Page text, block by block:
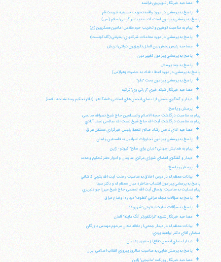
+ مصاحبه خبرنگار تلويزيون فرانسه
+
پاسخ به پرسشي در مورد واقعه تخريب حسينيه شريعت قم
پاسخ به پرسشي پيرامون اسائه ادب به پيامبر گرامي اسلام (ص)
+ پيام به مناسبت توهين و تخريب حرم مقدس امامين عسكريين (ع)
+ پاسخ به پرسشي در مورد معاملات شركتهاي اينترنتي (گلدكوئست)
+ مصاحبه رئيس بخش بين الملل تلويزيون دولتي اتريش
+ پاسخ به پرسشي پيرامون تغيير دين
+
پاسخ به چند پرسش
پاسخ به پرسشي در مورد اعطاء فدك به حضرت زهرا(س)
+ پاسخ به پرسشي پيرامون بحث "غلو"
+ مصاحبه خبرنگار شبكه خبري "ان تي وي" تركيه
+ ديدار و گفتگوي جمعي از اعضاي انجمن هاي اسلامي دانشگاهها (دفتر تحكيم وحدتشاخه علامه)
+
پرسش و پاسخ:
پيام به مناسبت درگذشت حجة الاسلام والمسلمين حاج شيخ نصرالله صالحي
پيام به مناسبت درگذشت آيت الله حاج شيخ نعمت الله صالحي نجف آبادي
+ مصاحبه آقاي فاضل رشاد صالح النعمة رئيس خبرگزاري مستقل عراق
+ پاسخ به پرسشي پيرامون تجاوزات اسرائيل به فلسطين و لبنان
+ پيام به همايش جهاني "اديان براي صلح" كيوتو - ژاپن
+ ديدار و گفتگوي اعضاي شوراي مركزي سازمان و ادوار دفتر تحكيم وحدت
+ پرسش و پاسخ:
+
بيانات معظم له در درس اخلاق به مناسبت رحلت آيت الله يثربي كاشاني
پاسخ به پرسشي پيرامون انتساب مناظره ميان معظم له و دكتر سينا
پيام تسليت به مناسبت ارتحال آيت الله العظمي حاج شيخ ميرزا جوادتبريزي
+ پاسخ به سؤالات مجله عراقي "قطوف" درباره اوضاع عراق
+ پاسخ به سؤالات سايت اينترنتي "شهروند"
+ مصاحبه خبرنگار نشريه "فرانكفورتر آلگ ماينه" آلمان
+
بيانات معظم له در ديدار جمعي از علاقه مندان مرحوم مهندس بازرگان
سخنان آقاي دكتر ابراهيم يزدي:
+ ديدار اعضاي انجمن دفاع از حقوق زندانيان
+ پاسخ به پرسش هايي به مناسبت سالروز پيروزي انقلاب اسلامي ايران
+ مصاحبه خبرنگار روزنامه "مانيچي" ژاپن